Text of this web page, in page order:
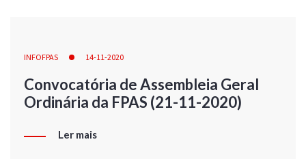
INFOFPAS 14-11-2020
Convocatória de Assembleia Geral
Ordinária da FPAS (21-11-2020)
Ler mais